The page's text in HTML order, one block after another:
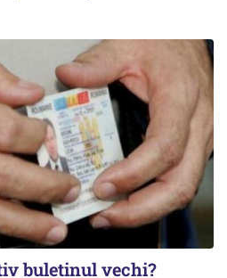
buletinul vechi?